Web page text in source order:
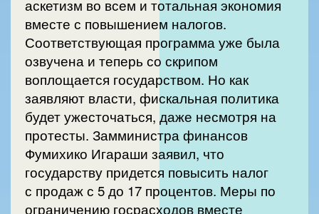
аскетизм во всем и тотальная экономия
вместе с повышением налогов.
Соответствующая программа уже была
озвучена и теперь со скрипом
воплощается государством. Но как
заявляют власти, фискальная политика
будет ужесточаться, даже несмотря на
протесты. Замминистра финансов
Фумихико Игараши заявил, что
государству придется повысить налог
с продаж с 5 до 17 процентов. Меры по
ограничению госрасходов вместе